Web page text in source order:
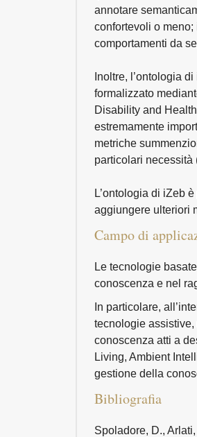
annotare
confortevoli o
comportamenti da
Inoltre, l’ontologia
formalizzato
Disability and
estremamente
metriche
particolari necessità
L’ontologia di iZeb
aggiungere ulteriori
Campo di
Le tecnologie
conoscenza e nel
In particolare,
tecnologie
conoscenza atti a
Living, Ambient
gestione della
Bibliografia
Spoladore, D.,